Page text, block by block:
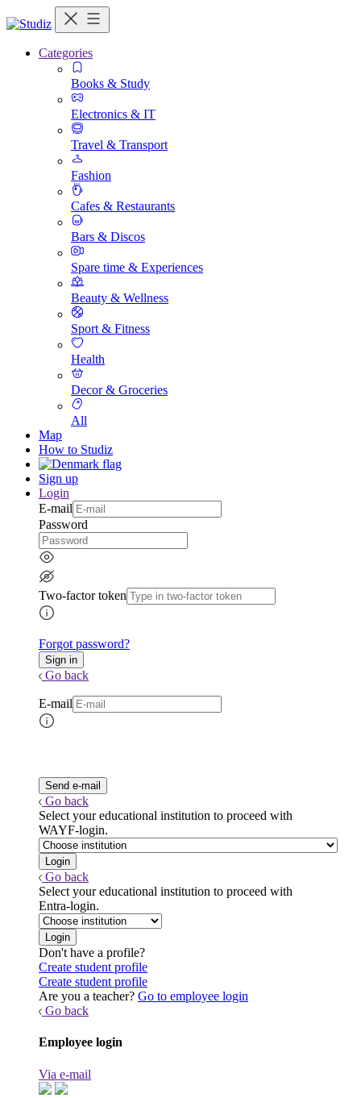
Categories
Books & Study
Electronics & IT
Travel & Transport
Fashion
Cafes & Restaurants
Bars & Discos
Spare time & Experiences
Beauty & Wellness
Sport & Fitness
Health
Decor & Groceries
All
Map
How to Studiz
Sign up
Login
E-mail
Password
Two-factor token
Forgot password?
Go back
E-mail
Go back
Select your educational institution to proceed with
WAYF-login.
Go back
Select your educational institution to proceed with
Entra-login.
Don't have a profile?
Create student profile
Create student profile
Are you a teacher? Go to employee login
Go back
Employee login
Via e-mail